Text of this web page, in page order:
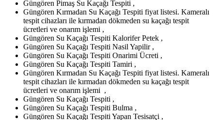
Güngören Pimaş Su Kaçağı Tespiti ,
Güngören Kırmadan Su Kaçağı Tespiti fiyat listesi. Kameralı
tespit cihazları ile kırmadan dökmeden su kaçağı tespit
ücretleri ve onarım işlemi ,
Güngören Su Kaçağı Tespiti Kalorifer Petek ,
Güngören Su Kaçağı Tespiti Nasil Yapilir ,
Güngören Su Kaçağı Tespiti Onarimi Ücreti ,
Güngören Su Kaçağı Tespiti Tamiri ,
Güngören Kırmadan Su Kaçağı Tespiti fiyat listesi. Kameralı
tespit cihazları ile kırmadan dökmeden su kaçağı tespit
ücretleri ve onarım işlemi ,
Güngören Su Kaçağı Tespiti ,
Güngören Su Kaçağı Tespiti Bulma ,
Güngören Su Kaçağı Tespiti Yapan Tesisatçi ,